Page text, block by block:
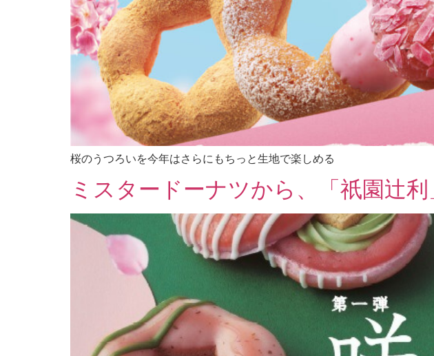
桜のうつろいを今年はさらにもちっと生地で楽しめる
ミスタードーナツから、「祇園辻